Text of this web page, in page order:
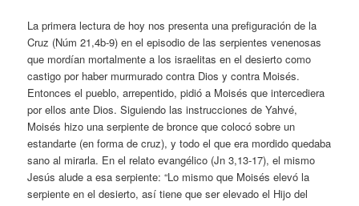
La primera lectura de hoy nos presenta una prefiguración de la
Cruz (Núm 21,4b-9) en el episodio de las serpientes venenosas
que mordían mortalmente a los israelitas en el desierto como
castigo por haber murmurado contra Dios y contra Moisés.
Entonces el pueblo, arrepentido, pidió a Moisés que intercediera
por ellos ante Dios. Siguiendo las instrucciones de Yahvé,
Moisés hizo una serpiente de bronce que colocó sobre un
estandarte (en forma de cruz), y todo el que era mordido quedaba
sano al mirarla. En el relato evangélico (Jn 3,13-17), el mismo
Jesús alude a esa serpiente: “Lo mismo que Moisés elevó la
serpiente en el desierto, así tiene que ser elevado el Hijo del